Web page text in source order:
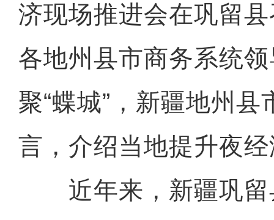
济现场推进会在巩留
各地州县市商务系统
聚“蝶城”，新疆地州县
言，介绍当地提升夜
近年来，新疆巩留